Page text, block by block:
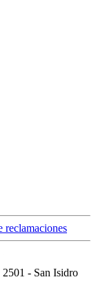
reclamaciones
- San Isidro